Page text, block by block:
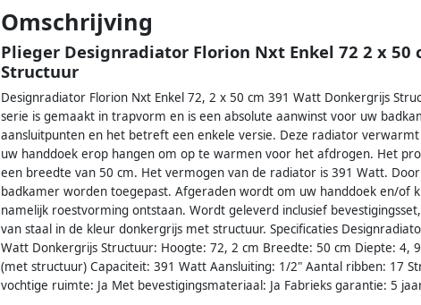
Omschrijving
Plieger Designradiator Florion Nxt Enkel 72 2 x 50
Structuur
Designradiator Florion Nxt Enkel 72, 2 x 50 cm 391 Watt Donkergrijs
serie is gemaakt in trapvorm en is een absolute aanwinst voor uw
aansluitpunten en het betreft een enkele versie. Deze radiator
uw handdoek erop hangen om op te warmen voor het afdrogen. Het
een breedte van 50 cm. Het vermogen van de radiator is 391 Watt.
badkamer worden toegepast. Afgeraden wordt om uw handdoek en/of
namelijk roestvorming ontstaan. Wordt geleverd inclusief
van staal in de kleur donkergrijs met structuur. Specificaties
Watt Donkergrijs Structuur: Hoogte: 72, 2 cm Breedte: 50 cm Diepte: 4,
(met structuur) Capaciteit: 391 Watt Aansluiting: 1/2" Aantal ribben: 17
vochtige ruimte: Ja Met bevestigingsmateriaal: Ja Fabrieks garantie: 5